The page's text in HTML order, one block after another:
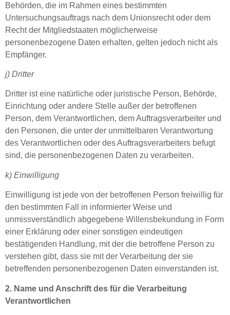
Behörden, die im Rahmen eines bestimmten
Untersuchungsauftrags nach dem Unionsrecht oder dem
Recht der Mitgliedstaaten möglicherweise
personenbezogene Daten erhalten, gelten jedoch nicht als
Empfänger.
j) Dritter
Dritter ist eine natürliche oder juristische Person, Behörde,
Einrichtung oder andere Stelle außer der betroffenen
Person, dem Verantwortlichen, dem Auftragsverarbeiter und
den Personen, die unter der unmittelbaren Verantwortung
des Verantwortlichen oder des Auftragsverarbeiters befugt
sind, die personenbezogenen Daten zu verarbeiten.
k) Einwilligung
Einwilligung ist jede von der betroffenen Person freiwillig für
den bestimmten Fall in informierter Weise und
unmissverständlich abgegebene Willensbekundung in Form
einer Erklärung oder einer sonstigen eindeutigen
bestätigenden Handlung, mit der die betroffene Person zu
verstehen gibt, dass sie mit der Verarbeitung der sie
betreffenden personenbezogenen Daten einverstanden ist.
2. Name und Anschrift des für die Verarbeitung
Verantwortlichen